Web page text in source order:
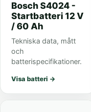
Bosch S4024 -
Startbatteri 12 V
/ 60 Ah
Tekniska data, mått
och
batterispecifikationer.
Visa batteri →